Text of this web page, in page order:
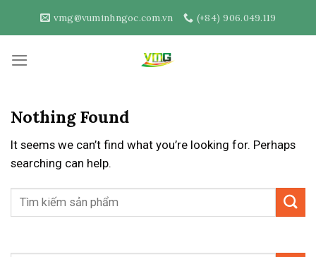
vmg@vuminhngoc.com.vn (+84) 906.049.119
Nothing Found
It seems we can’t find what you’re looking for. Perhaps
searching can help.